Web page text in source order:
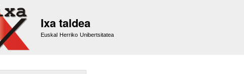
Ixa taldea
Euskal Herriko Unibertsitatea